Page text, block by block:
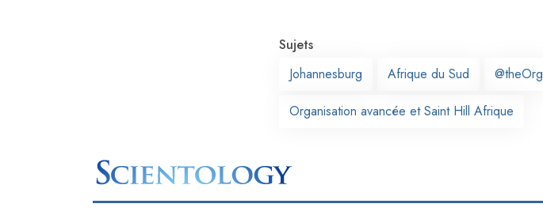
Sujets
Johannesburg
Afrique du Sud @theOrg
Organisation avancée et Saint Hill Afrique